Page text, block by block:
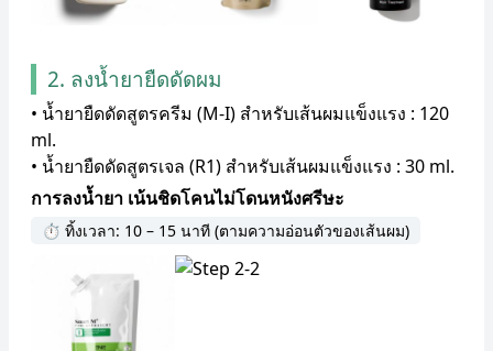
2. ลงน้ำยายืดดัดผม
• น้ำยายืดดัดสูตรครีม (M-I) สำหรับเส้นผมแข็งแรง : 120
ml.
• น้ำยายืดดัดสูตรเจล (R1) สำหรับเส้นผมแข็งแรง : 30 ml.
การลงน้ำยา เน้นชิดโคนไม่โดนหนังศรีษะ
⏱ ทิ้งเวลา: 10 – 15 นาที (ตามความอ่อนตัวของเส้นผม)